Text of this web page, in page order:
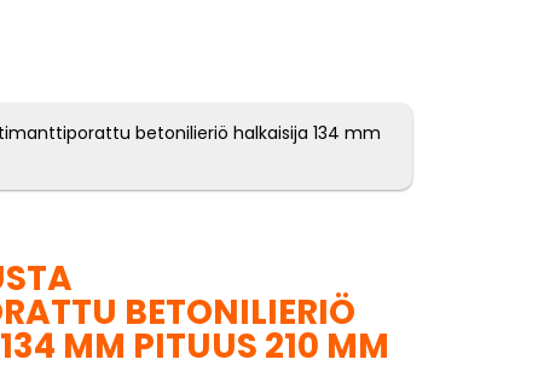
betonilieriö halkaisija 134 mm
BETONILIERIÖ
MM PITUUS 210 MM